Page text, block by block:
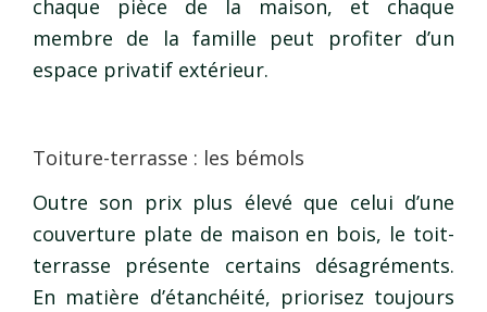
chaque pièce de la maison, et chaque
membre de la famille peut profiter d’un
espace privatif extérieur.
Toiture-terrasse : les bémols
Outre son prix plus élevé que celui d’une
couverture plate de maison en bois, le toit-
terrasse présente certains désagréments.
En matière d’étanchéité, priorisez toujours